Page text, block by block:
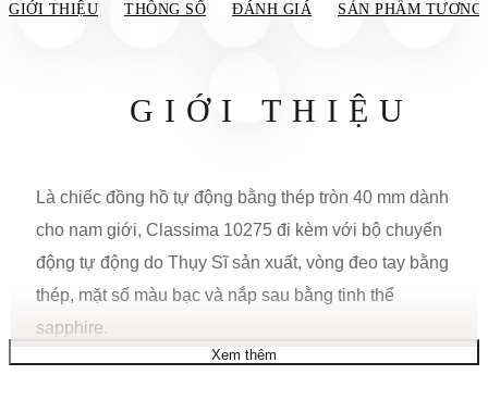
GIỚI THIỆU THÔNG SỐ ĐÁNH GIÁ SẢN PHẨM TƯƠNG
GIỚI THIỆU
Là chiếc đồng hồ tự động bằng thép tròn 40 mm dành
cho nam giới, Classima 10275 đi kèm với bộ chuyển
động tự động do Thụy Sĩ sản xuất, vòng đeo tay bằng
thép, mặt số màu bạc và nắp sau bằng tinh thể
sapphire.
Xem thêm